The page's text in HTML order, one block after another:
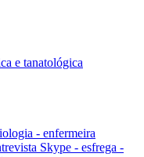
e tanatológica
- enfermeira
Skype - esfrega -